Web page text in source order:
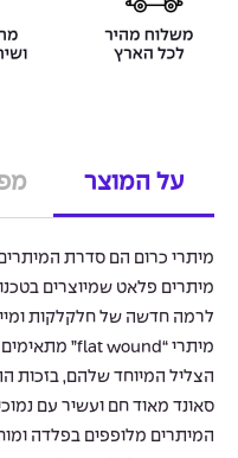
על המוצר
מיתרי כרום הם סדרת
מיתרים פלאט שמיוצרים
לרמה חדשה של חלקלקות
הצליל המיוחד שלהם, בזכות
סאונד מאוד חם ועשיר עם